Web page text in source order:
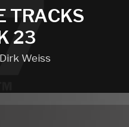
TRACKS
23
Dirk Weiss